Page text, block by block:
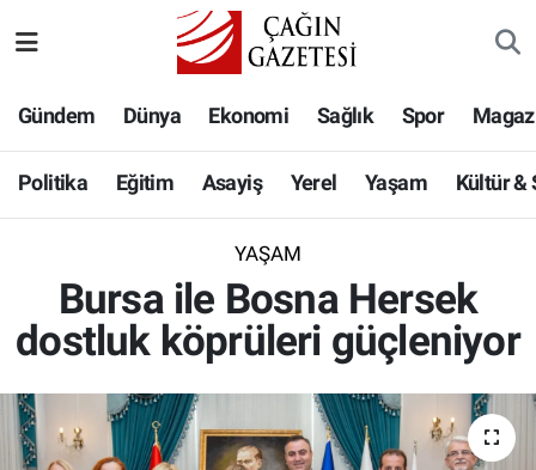
Gündem Dünya Ekonomi Sağlık Spor
Politika Eğitim Asayiş Yerel Yaşam Kültür &
YAŞAM
Bursa ile Bosna Hersek
dostluk köprüleri güçleniyor
Eğitim
Asayiş
Yaşam
Kültür & Sanat
Bilim-Teknoloji
Hava Durumu
Namaz Vakitleri
Süper Lig Puan Durumu ve Fikstür
Tüm Manşetler
Son Dakika Haberleri